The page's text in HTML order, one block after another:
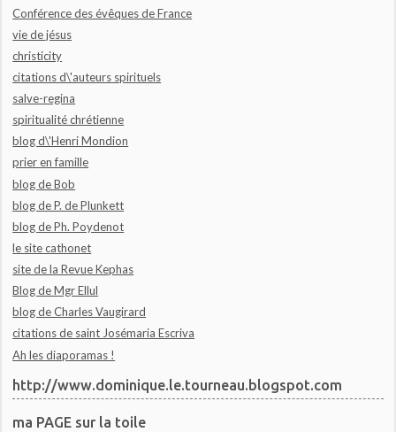
Conférence des évêques de France
vie de jésus
christicity
citations d\'auteurs spirituels
salve-regina
spiritualité chrétienne
blog d\'Henri Mondion
prier en famille
blog de Bob
blog de P. de Plunkett
blog de Ph. Poydenot
le site cathonet
site de la Revue Kephas
Blog de Mgr Ellul
blog de Charles Vaugirard
citations de saint Josémaria Escriva
Ah les diaporamas !
http://www.dominique.le.tourneau.blogspot.com
ma PAGE sur la toile